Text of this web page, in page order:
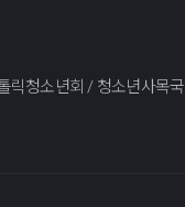
릭청소년회 / 청소년사목국